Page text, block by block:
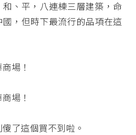
、平，八連棟三層建築，命
，但時下最流行的品項在這
場！
場！
了這個買不到啦。